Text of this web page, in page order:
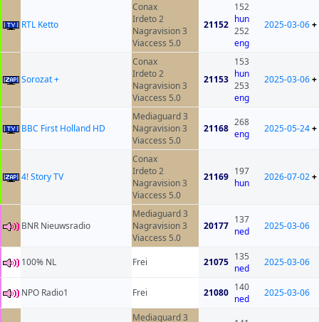
RTL Ketto
Conax
Irdeto 2
Nagravision 3
Viaccess 5.0
21152
152
hun
252
eng
2025-03-06+
Sorozat +
Conax
Irdeto 2
Nagravision 3
Viaccess 5.0
21153
153
hun
253
eng
2025-03-06+
BBC First Holland HD
Mediaguard 3
Nagravision 3
Viaccess 5.0
21168
268
eng
2025-05-24+
4! Story TV
Conax
Irdeto 2
Nagravision 3
Viaccess 5.0
21169 197
hun
2026-07-02+
BNR Nieuwsradio
Mediaguard 3
Nagravision 3
Viaccess 5.0
20177
137
ned
2025-03-06
100% NL Frei 21075 135
ned
2025-03-06
NPO Radio1 Frei 21080 140
ned
2025-03-06
Mediaguard 3